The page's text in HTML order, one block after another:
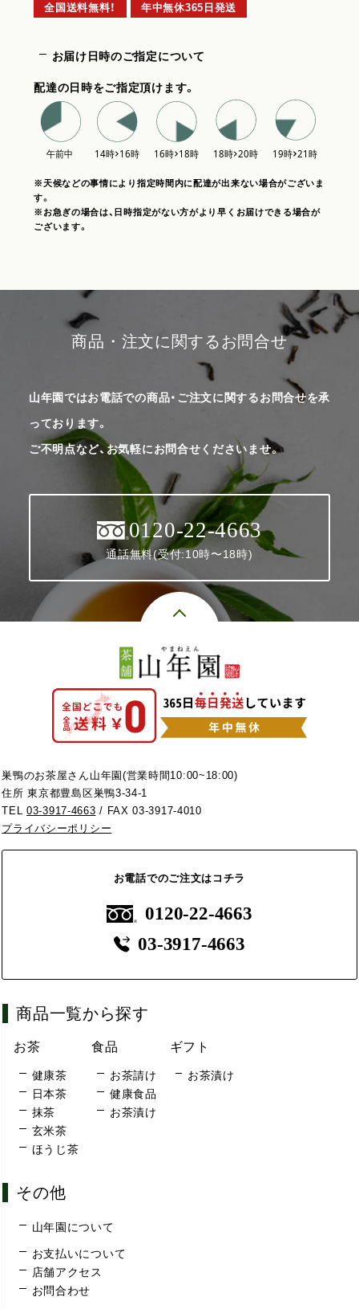
全国送料無料！ 年中無休365日発送
お届け日時のご指定について
配達の日時をご指定頂けます。
※天候などの事情により指定時間内に配達が出来ない場合がございま
す。
※お急ぎの場合は、日時指定がない方がより早くお届けできる場合が
ございます。
商品・注文に関するお問合せ
山年園ではお電話での商品・ご注文に関するお問合せを承
っております。
ご不明点など、お気軽にお問合せくださいませ。
0120-22-4663
通話無料(受付:10時〜18時)
巣鴨のお茶屋さん山年園(営業時間10:00~18:00)
住所 東京都豊島区巣鴨3-34-1
TEL03-3917-4663 / FAX 03-3917-4010
プライバシーポリシー
お電話でのご注文はコチラ
0120-22-4663
03-3917-4663
商品一覧から探す
お茶
健康茶
日本茶
抹茶
玄米茶
ほうじ茶
食品
お茶請け
健康食品
お茶漬け
ギフト
お茶漬け
その他
山年園について
お支払いについて
店舗アクセス
お問合わせ